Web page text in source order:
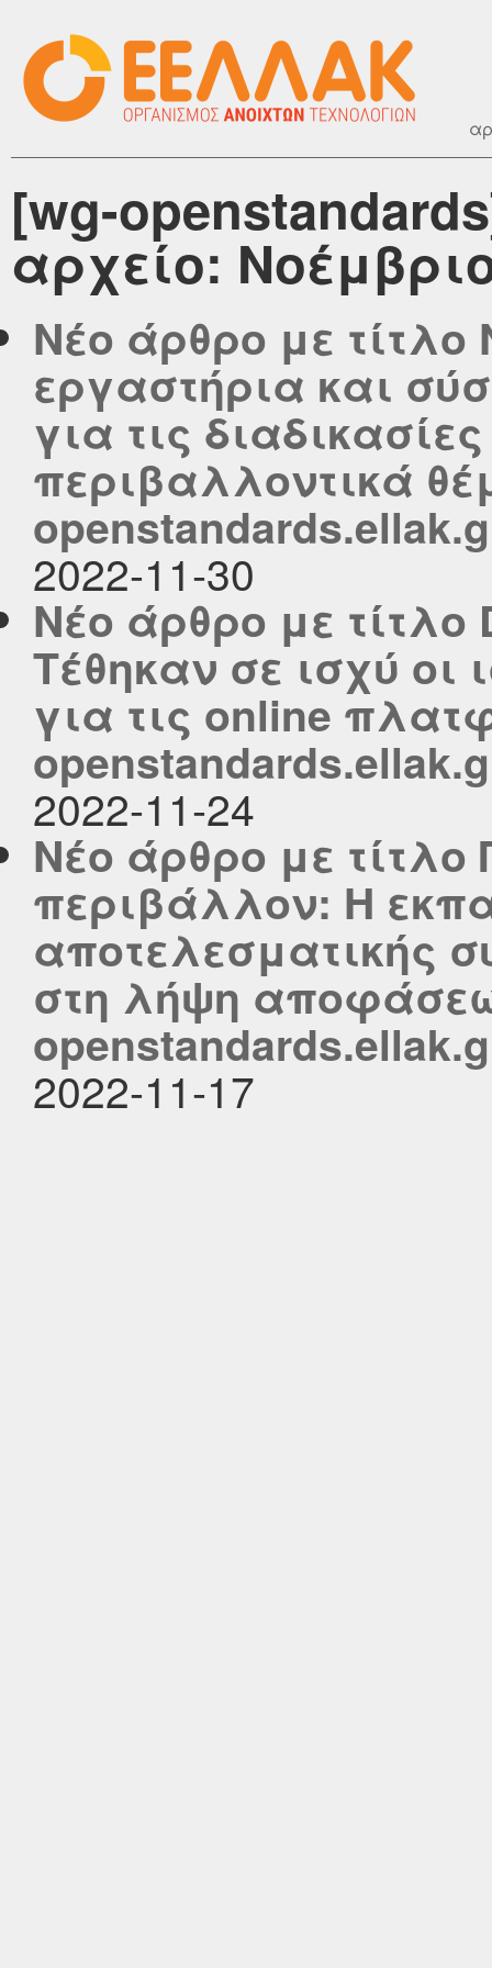
[wg-
αρχείο:
Νέο άρθρο με τίτλο
εργαστήρια και
για τις
περιβαλλοντικά
2022-11-30
Νέο άρθρο με τίτλο
Τέθηκαν σε ισχύ οι
για τις online
2022-11-24
Νέο άρθρο με τίτλο
περιβάλλον: Η
αποτελεσματικής
στη λήψη
2022-11-17